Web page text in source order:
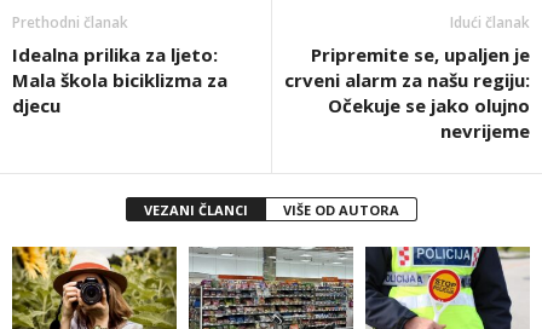
Prethodni članak
Idealna prilika za ljeto:
Mala škola biciklizma za
djecu
Idući članak
Pripremite se, upaljen je
crveni alarm za našu regiju:
Očekuje se jako olujno
nevrijeme
VEZANI ČLANCI VIŠE OD AUTORA